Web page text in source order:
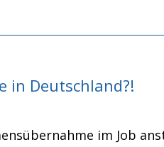
in Deutschland?!
im Job